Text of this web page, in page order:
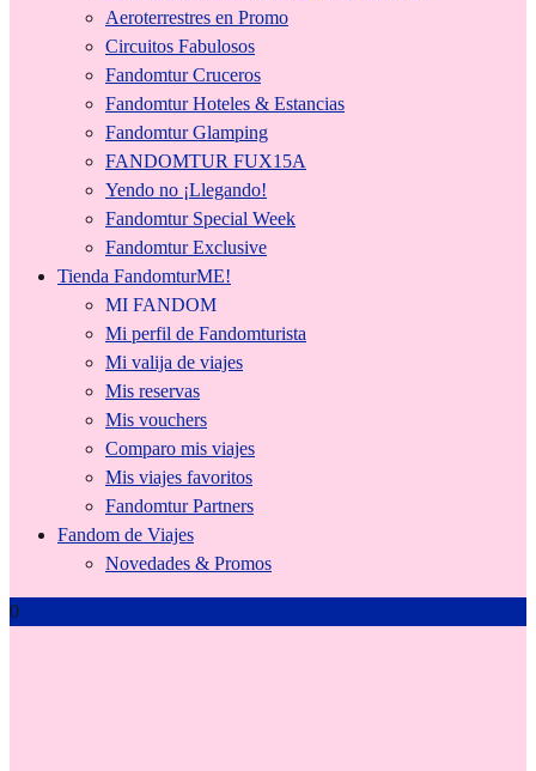
Aeroterrestres en Promo
Circuitos Fabulosos
Fandomtur Cruceros
Fandomtur Hoteles & Estancias
Fandomtur Glamping
FANDOMTUR FUX15A
Yendo no ¡Llegando!
Fandomtur Special Week
Fandomtur Exclusive
Tienda FandomturME!
MI FANDOM
Mi perfil de Fandomturista
Mi valija de viajes
Mis reservas
Mis vouchers
Comparo mis viajes
Mis viajes favoritos
Fandomtur Partners
Fandom de Viajes
Novedades & Promos
0